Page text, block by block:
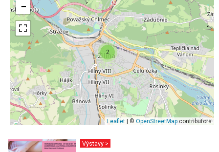
2
−
Leaflet | © OpenStreetMap contributors
Výstavy >